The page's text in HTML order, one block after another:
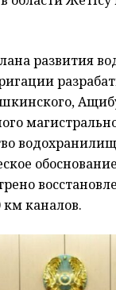
развития
км каналов.